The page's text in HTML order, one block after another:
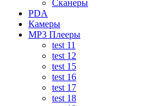
Сканеры
PDA
Камеры
MP3 Плееры
test 11
test 12
test 15
test 16
test 17
test 18